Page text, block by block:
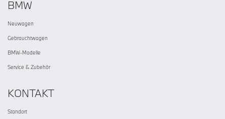
BMW
Neuwagen
Gebrauchtwagen
BMW-Modelle
Service & Zubehör
KONTAKT
Standort